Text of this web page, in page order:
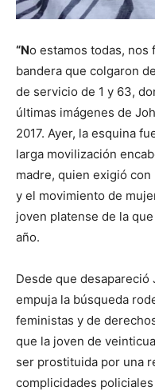
“No estamos todas, nos
bandera que colgaron
de servicio de 1 y 63,
últimas imágenes de
2017. Ayer, la esquina
larga movilización
madre, quien exigió con
y el movimiento de
joven platense de la
año.
Desde que desapareció
empuja la búsqueda
feministas y de
que la joven de
ser prostituida por una
complicidades